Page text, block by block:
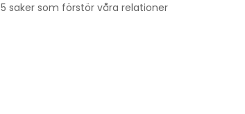
5 saker som förstör våra relationer